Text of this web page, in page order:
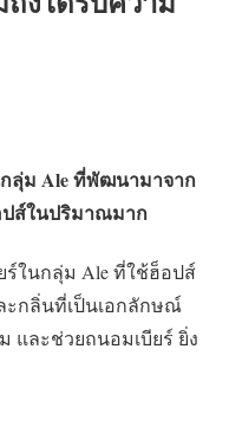
กลุ่ม Ale ที่พัฒนามาจาก
ปส์ในปริมาณมาก
ยร์ในกลุ่ม Ale ที่ใช้ฮ็อปส์
ะกลิ่นที่เป็นเอกลักษณ์
ละช่วยถนอมเบียร์ ยิ่ง